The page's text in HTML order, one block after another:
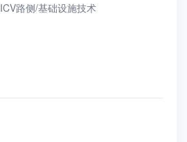
ICV路侧/基础设施技术